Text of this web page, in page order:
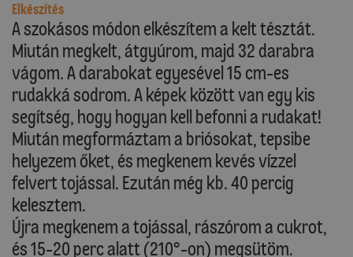
Elkészítés
A szokásos módon elkészítem a kelt tésztát.
Miután megkelt, átgyúrom, majd 32 darabra
vágom. A darabokat egyesével 15 cm-es
rudakká sodrom. A képek között van egy kis
segítség, hogy hogyan kell befonni a rudakat!
Miután megformáztam a briósokat, tepsibe
helyezem őket, és megkenem kevés vízzel
felvert tojással. Ezután még kb. 40 percig
kelesztem.
Újra megkenem a tojással, rászórom a cukrot,
és 15-20 perc alatt (210°-on) megsütöm.